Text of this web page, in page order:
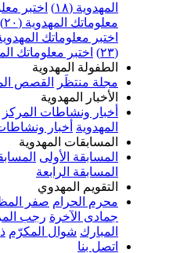
اختبر معلوماتك المهدوية
المهدوية (٢٠)
اختبر
معلوماتك المهدوية (٢٢)
اختبر
اختبر معلوماتك المهدوية (٢٤)
المهدوية
منتظَر
القصص المهدوية
المهدوية
ونشاطات المركز اصدارات
أخبار ونشاطات مهدوية
المهدوية
الأولى المسابقة الثانية
الرابعة
المهدوي
الحرام
صفر المظفّر ربيع الأول
رجب المرجّب شعبان
شوال المكرّم ذي القعدة ذي